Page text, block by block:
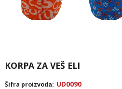
KORPA ZA VEŠ ELI
Šifra proizvoda: UD0090